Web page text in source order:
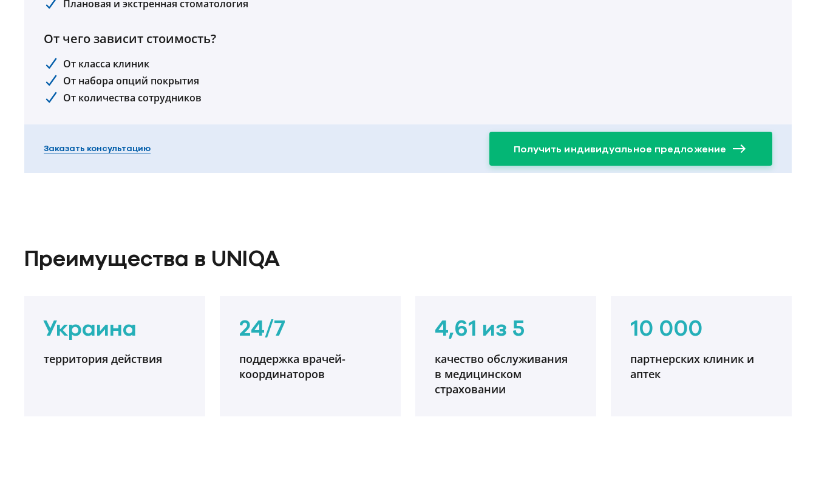
Плановая и экстренная стоматология
От чего зависит стоимость?
От класса клиник
От набора опций покрытия
От количества сотрудников
Заказать консультацию Получить индивидуальное предложение
Преимущества в UNIQA
Украина
территория действия
24/7
поддержка врачей-
координаторов
4,61 из 5
качество обслуживания
в медицинском
страховании
10 000
партнерских клиник и
аптек